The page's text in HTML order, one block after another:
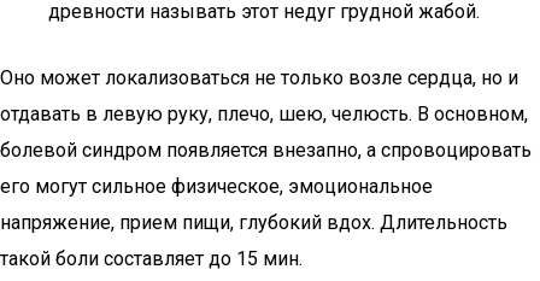
древности называть этот недуг грудной жабой.
Оно может локализоваться не только возле сердца, но и
отдавать в левую руку, плечо, шею, челюсть. В основном,
болевой синдром появляется внезапно, а спровоцировать
его могут сильное физическое, эмоциональное
напряжение, прием пищи, глубокий вдох. Длительность
такой боли составляет до 15 мин.